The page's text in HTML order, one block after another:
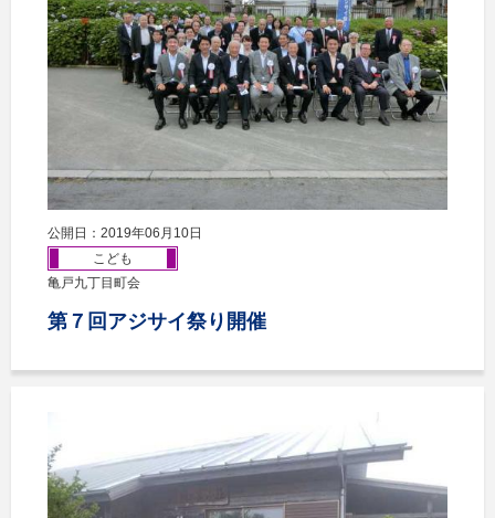
公開日：2019年06月10日
こども
亀戸九丁目町会
第７回アジサイ祭り開催